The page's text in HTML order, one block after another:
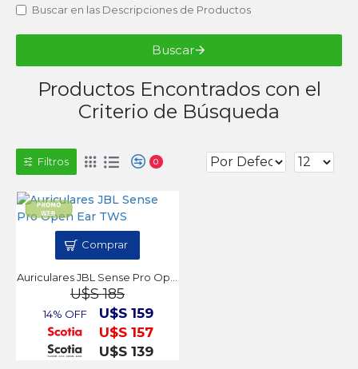
Buscar en las Descripciones de Productos
Buscar
Productos Encontrados con el
Criterio de Búsqueda
Filtros 0
U$S 185
14% OFF
U$S 159
U$S 157
U$S 139
Comprar